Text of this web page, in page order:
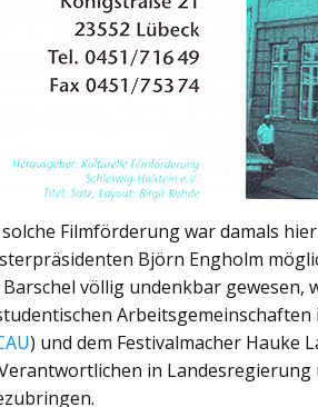
solche Filmförderung war damals
Björn Engholm
Barschel völlig undenkbar
) und dem Festivalmacher Hauke
in